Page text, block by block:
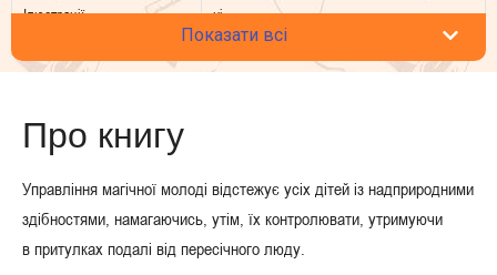
Ілюстрації ні
Показати всі
Про книгу
Управління магічної молоді відстежує усіх дітей із надприродними
здібностями, намагаючись, утім, їх контролювати, утримуючи
в притулках подалі від пересічного люду.